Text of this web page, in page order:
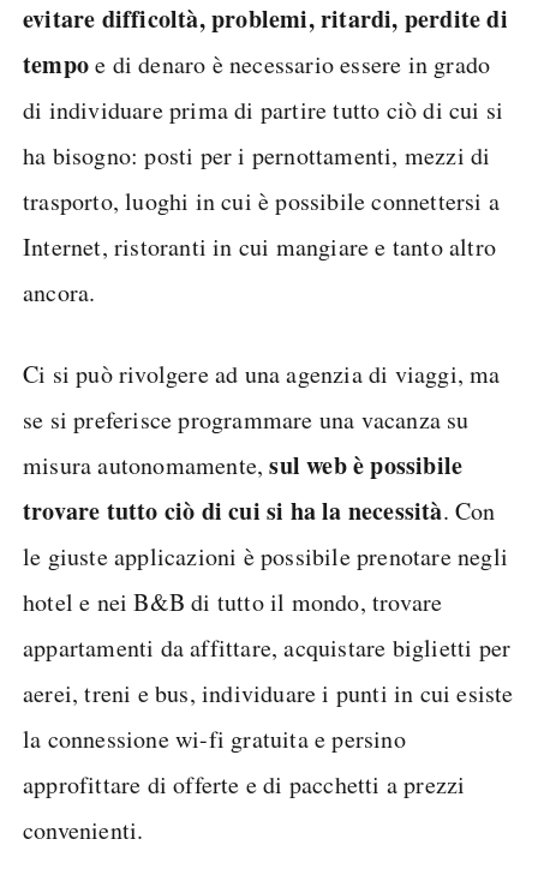
evitare difficoltà, problemi, ritardi, perdite di
tempoe di denaro è necessario essere in grado
di individuare prima di partire tutto ciò di cui si
ha bisogno: posti per i pernottamenti, mezzi di
trasporto, luoghi in cui è possibile connettersi a
Internet, ristoranti in cui mangiare e tanto altro
ancora.
Ci si può rivolgere ad una agenzia di viaggi, ma
se si preferisce programmare una vacanza su
misura autonomamente,sul web è possibile
trovare tutto ciò di cui si ha la necessità. Con
le giuste applicazioni è possibile prenotare negli
hotel e nei B&B di tutto il mondo, trovare
appartamenti da affittare, acquistare biglietti per
aerei, treni e bus, individuare i punti in cui esiste
la connessione wi-fi gratuita e persino
approfittare di offerte e di pacchetti a prezzi
convenienti.